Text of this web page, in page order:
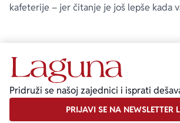
kafeterije – jer čitanje je još lepše kada
Pridruži se našoj zajednici i isprati
PRIJAVI SE NA NEWSLETTER